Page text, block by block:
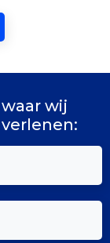
wij